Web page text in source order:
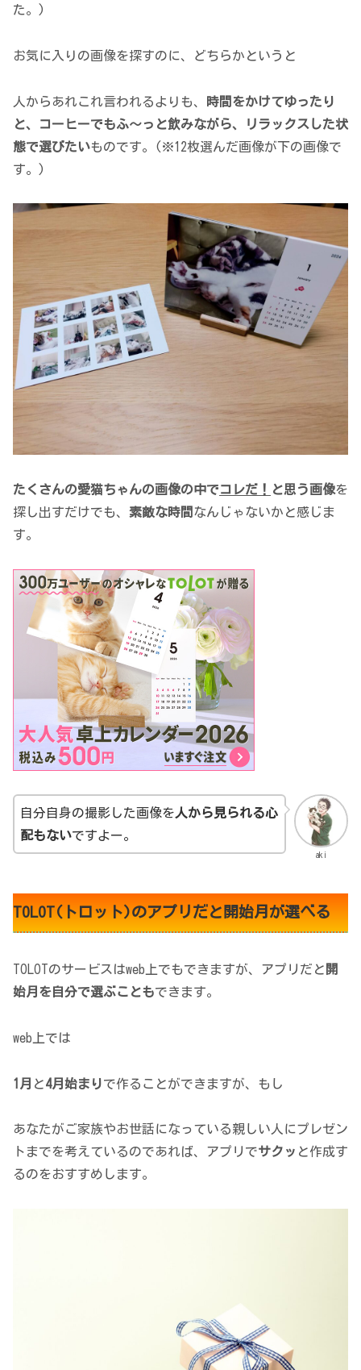
た。)
お気に入りの画像を探すのに、どちらかというと
人からあれこれ言われるよりも、 時間をかけてゆったり
と、コーヒーでもふ～っと飲みながら、リラックスした状
態で選びたいものです。(※12枚選んだ画像が下の画像で
す。)
たくさんの愛猫ちゃんの画像の中でコレだ！ と思う画像を
探し出すだけでも、 素敵な時間 なんじゃないかと感じま
す。
aki
自分自身の撮影した画像を 人から見られる心
配もないですよー。
TOLOT(トロット)のアプリだと開始月が選べる
TOLOTのサービスはweb上でもできますが、アプリだと 開
始月を自分で選ぶこともできます。
web上では
1月 と4月始まりで作ることができますが、もし
あなたがご家族やお世話になっている親しい人にプレゼン
トまでを考えているのであれば、アプリでサクッ と作成す
るのをおすすめします。